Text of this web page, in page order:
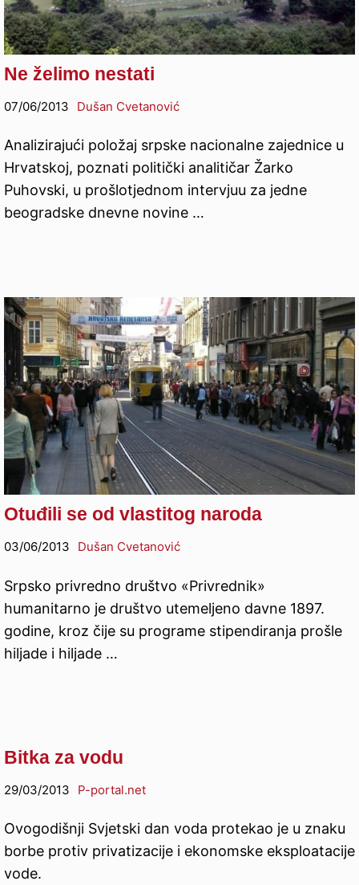
Ne želimo nestati
07/06/2013 Dušan Cvetanović
Analizirajući položaj srpske nacionalne zajednice u
Hrvatskoj, poznati politički analitičar Žarko
Puhovski, u prošlotjednom intervjuu za jedne
beogradske dnevne novine …
Otuđili se od vlastitog naroda
03/06/2013 Dušan Cvetanović
Srpsko privredno društvo «Privrednik»
humanitarno je društvo utemeljeno davne 1897.
godine, kroz čije su programe stipendiranja prošle
hiljade i hiljade …
Bitka za vodu
29/03/2013 P-portal.net
Ovogodišnji Svjetski dan voda protekao je u znaku
borbe protiv privatizacije i ekonomske eksploatacije
vode.